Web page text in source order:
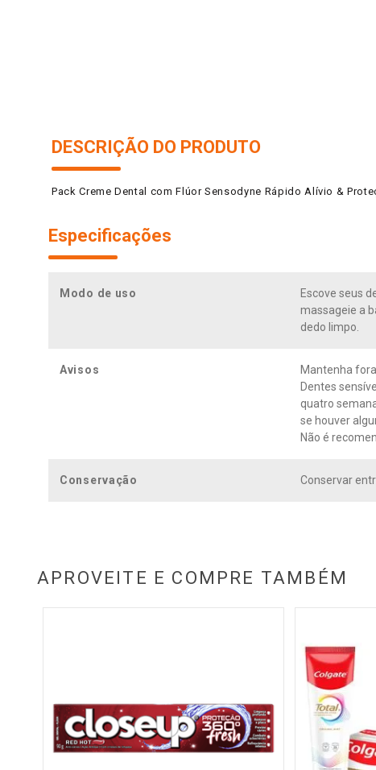
DESCRIÇÃO DO PRODUTO
Pack Creme Dental com Flúor Sensodyne Rápido Alívio &
Especificações
Modo de uso
Escove seus
massageie a
dedo limpo.
Avisos
Mantenha
Dentes
quatro
se houver
Não é
Conservação Conservar
APROVEITE E COMPRE TAMBÉM